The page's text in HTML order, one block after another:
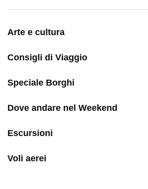
Arte e cultura
Consigli di Viaggio
Speciale Borghi
Dove andare nel Weekend
Escursioni
Voli aerei